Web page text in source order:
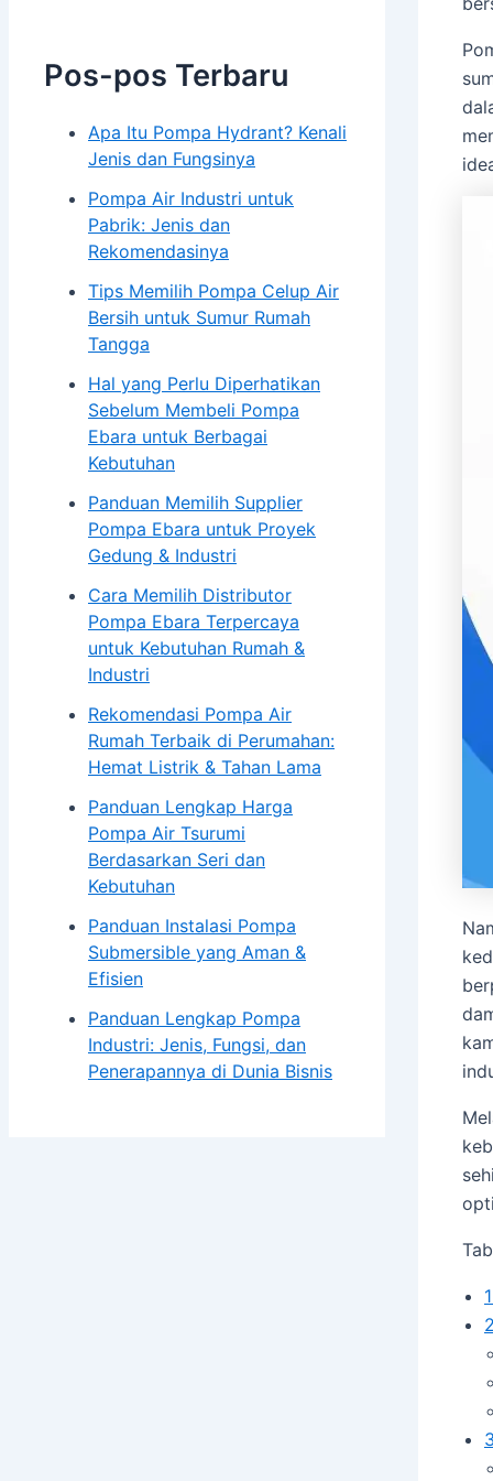
Electro Motor Teco
Pompa Tsurumi
Pompa Southern Cross
Panel & Kontrol
Panel Electric Pump
Genset
Genset Perkins
Genset V-GEN
Toko
Galeri
Blog
Kontak
Pos-pos Terbaru
Apa Itu Pompa Hydrant? Kenali
Jenis dan Fungsinya
Pompa Air Industri untuk
Pabrik: Jenis dan
Rekomendasinya
Tips Memilih Pompa Celup Air
Bersih untuk Sumur Rumah
Tangga
Hal yang Perlu Diperhatikan
Sebelum Membeli Pompa
Ebara untuk Berbagai
Kebutuhan
Panduan Memilih Supplier
Pompa Ebara untuk Proyek
Gedung & Industri
Cara Memilih Distributor
Pompa Ebara Terpercaya
untuk Kebutuhan Rumah &
Industri
Rekomendasi Pompa Air
Rumah Terbaik di Perumahan:
Hemat Listrik & Tahan Lama
Panduan Lengkap Harga
Pompa Air Tsurumi
Berdasarkan Seri dan
Kebutuhan
Panduan Instalasi Pompa
Submersible yang Aman &
Efisien
Panduan Lengkap Pompa
Industri: Jenis, Fungsi, dan
Penerapannya di Dunia Bisnis
1
2
3